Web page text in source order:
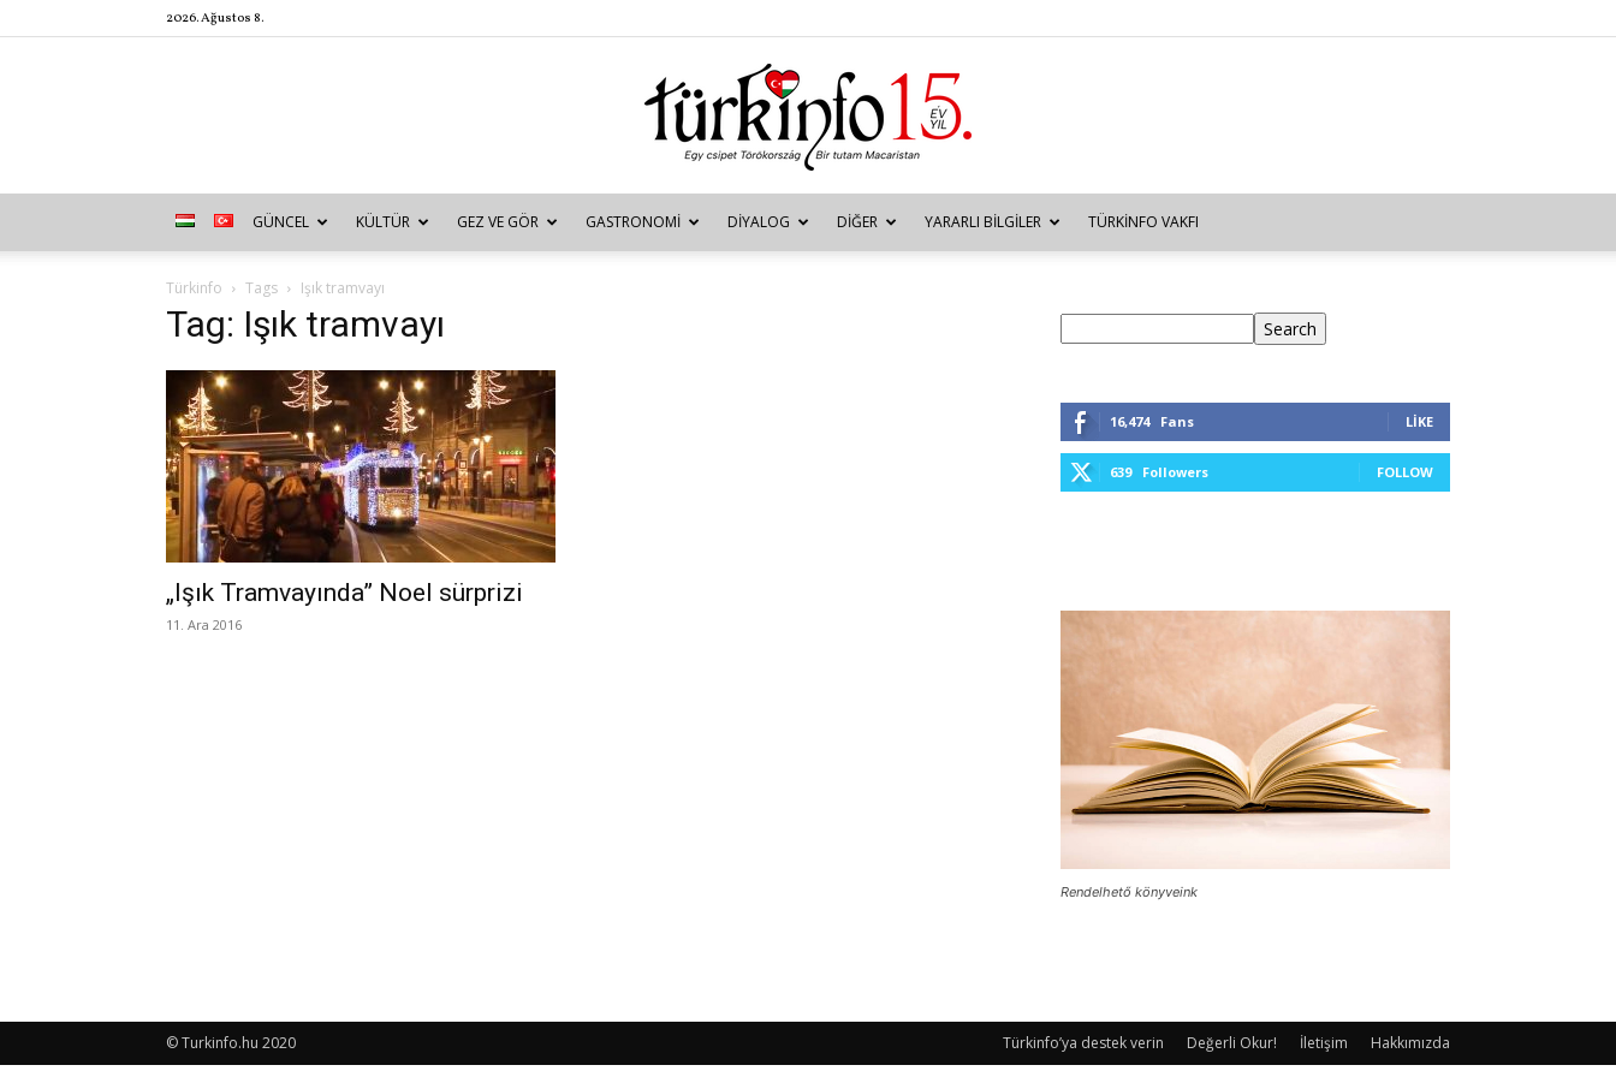
2026. Ağustos 8.
Türkinfo
GÜNCEL KÜLTÜR GEZ VE GÖR GASTRONOMI DIYALOG DIĞER YARARLI BILGILER TÜRKINFO VAKFI
Türkinfo Tags Işık tramvayı
Tag: Işık tramvayı
„Işık Tramvayında” Noel sürprizi
11. Ara 2016
Search
16,474 Fans LIKE
639 Followers FOLLOW
Rendelhető könyveink
Türkinfo’ya destek verin Değerli Okur! İletişim Hakkımızda
© Turkinfo.hu 2020